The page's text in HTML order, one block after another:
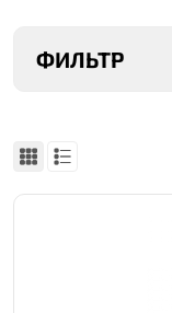
ФИЛЬТР